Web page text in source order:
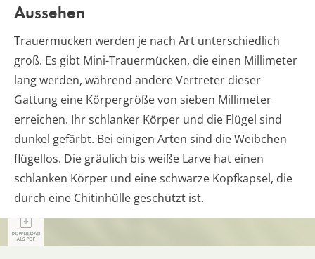
Aussehen
Trauermücken werden je nach Art unterschiedlich
groß. Es gibt Mini-Trauermücken, die einen Millimeter
lang werden, während andere Vertreter dieser
Gattung eine Körpergröße von sieben Millimeter
erreichen. Ihr schlanker Körper und die Flügel sind
dunkel gefärbt. Bei einigen Arten sind die Weibchen
flügellos. Die gräulich bis weiße Larve hat einen
schlanken Körper und eine schwarze Kopfkapsel, die
durch eine Chitinhülle geschützt ist.